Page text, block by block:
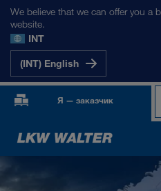
We believe that we can offer you a
website.
INT
(INT) English
Я — заказчик
НАШИ РЫНКИ